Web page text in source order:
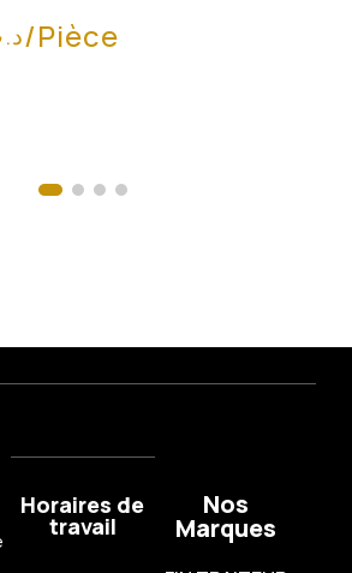
/Pièce
Nos
Marques
Horaires de
travail